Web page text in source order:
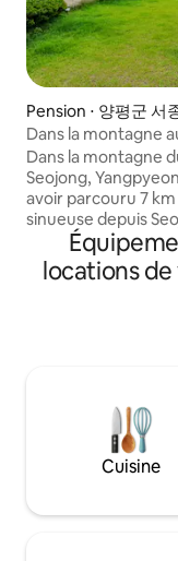
Pension ⋅ 양평군 서
Dans la montagne
Hwayasan, à 35 km
maison à huangto
clients de 3 300 m²
Dans la montagne
Seojong,
avoir parcouru 7
sinueuse depuis
vallée de
côté gauche et
forme de S
Hwangto House,
le chrysanthème
cléthre du Japon,
l'eau d'une vallée
hamac, À
locations
Cuisine